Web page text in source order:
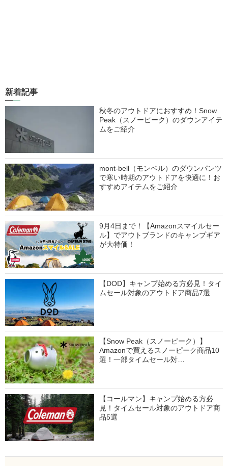
新着記事
秋冬のアウトドアにおすすめ！Snow
Peak（スノーピーク）のダウンアイテ
ムをご紹介
mont-bell（モンベル）のダウンパンツ
で寒い時期のアウトドアを快適に！お
すすめアイテムをご紹介
9月4日まで！【Amazonスマイルセー
ル】でアウトブランドのキャンプギア
が大特価！
【DOD】キャンプ始める方必見！タイ
ムセール対象のアウトドア商品7選
【Snow Peak（スノーピーク）】
Amazonで買えるスノーピーク商品10
選！一部タイムセール対…
【コールマン】キャンプ始める方必
見！タイムセール対象のアウトドア商
品5選